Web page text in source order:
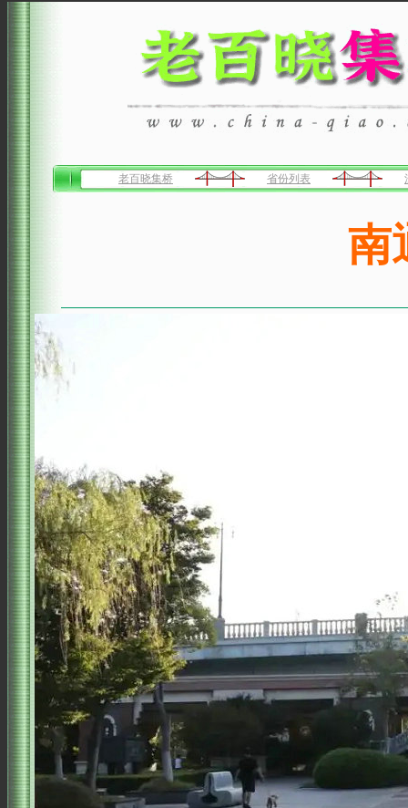
老百晓集桥 省份列表
南